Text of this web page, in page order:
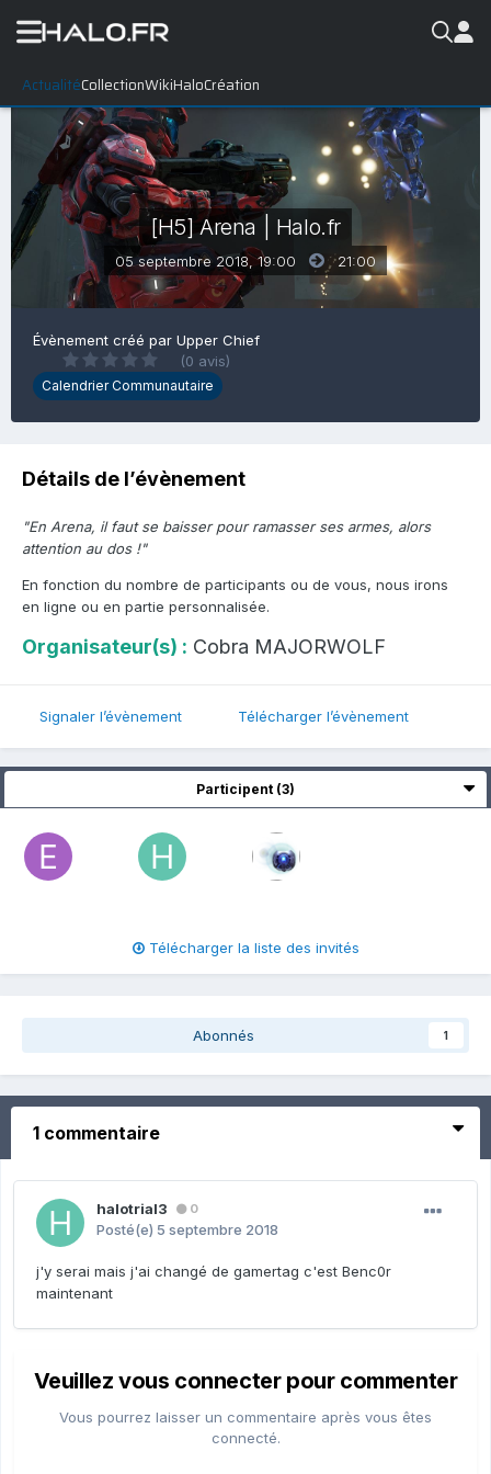
ActualitéCollectionWikiHaloCréation
[H5] Arena | Halo.fr
05 septembre 2018, 19:00 21:00
Évènement créé par Upper Chief
(0 avis)
Calendrier Communautaire
Détails de l’évènement
"En Arena, il faut se baisser pour ramasser ses armes, alors
attention au dos !"
En fonction du nombre de participants ou de vous, nous irons
en ligne ou en partie personnalisée.
Organisateur(s) : Cobra MAJORWOLF
Signaler l’évènement Télécharger l’évènement
Participent (3)
Télécharger la liste des invités
Abonnés 1
1 commentaire
halotrial3 0
Posté(e) 5 septembre 2018
j'y serai mais j'ai changé de gamertag c'est Benc0r
maintenant
Veuillez vous connecter pour commenter
Vous pourrez laisser un commentaire après vous êtes
connecté.